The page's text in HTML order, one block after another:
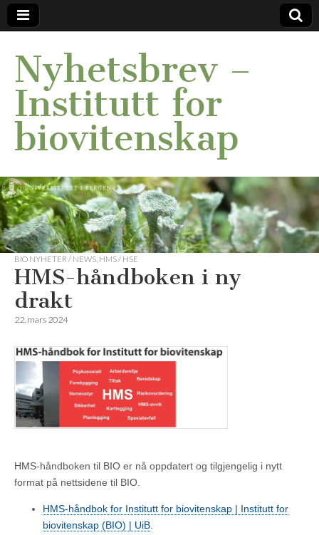
Nyhetsbrev –
Institutt for
biovitenskap
BIO NYHETER / NEWS HMS / HSE
HMS-håndboken i ny
drakt
22. mars 2024
HMS-håndboken til BIO er nå oppdatert og tilgjengelig i nytt
format på nettsidene til BIO.
HMS-håndbok for Institutt for biovitenskap | Institutt for
biovitenskap (BIO) | UiB